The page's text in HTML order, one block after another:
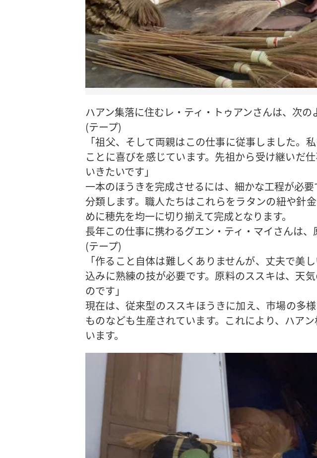
ハアン集落に住むレ・ティ・トゥアンさんは、次の
(テープ)
「祖父、そして両親はこの仕事に従事しました。
ことに喜びを感じています。先祖から受け継いだ
いきたいです」
一本のほうきを完成させるには、細かな工程が必
分類します。職人たちはこれらをラタンの紐や針
めに穂先を均一に切り揃えて完成となります。
長年この仕事に携わるグエン・ティ・マイさんは
(テープ)
「作ること自体は難しくありませんが、丈夫で
込みに熟練の技が必要です。原料のススキは、天
のです」
現在は、従来型のススキほうきに加え、市場の多
ものなども生産されています。これにより、ハア
います。